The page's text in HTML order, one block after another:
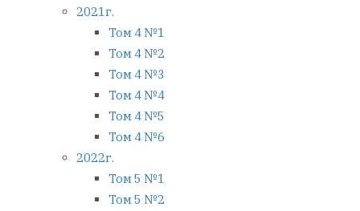
2021г.
Том 4 №1
Том 4 №2
Том 4 №3
Том 4 №4
Том 4 №5
Том 4 №6
2022г.
Том 5 №1
Том 5 №2